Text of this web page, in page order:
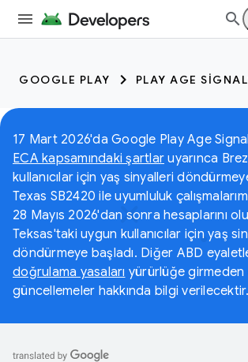
GOOGLE PLAY PLAY AGE
17 Mart 2026'da Google Play Age
ECA kapsamındaki şartlar uyarınca
kullanıcılar için yaş sinyalleri
Texas SB2420 ile uyumluluk
28 Mayıs 2026'dan sonra hesaplarını
Teksas'taki uygun kullanıcılar için yaş
döndürmeye başladı. Diğer ABD
doğrulama yasaları yürürlüğe girmeden
güncellemeler hakkında bilgi verilecektir.